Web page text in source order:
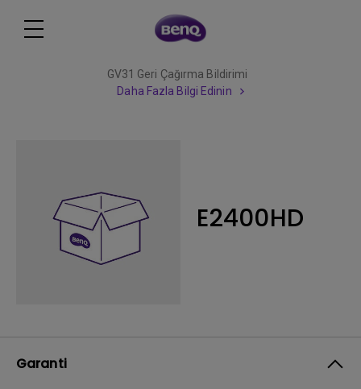
GV31 Geri Çağırma Bildirimi
Daha Fazla Bilgi Edinin
E2400HD
Garanti